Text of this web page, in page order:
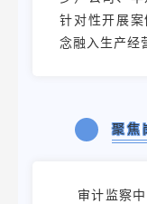
针对性开展
念融入生产经
聚焦
审计监察